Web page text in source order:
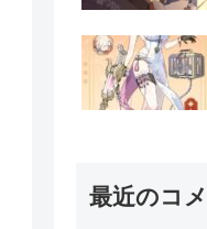
最近のコ